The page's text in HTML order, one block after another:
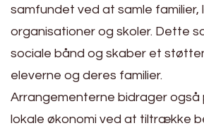
samfundet ved at samle familier,
organisationer og skoler. Dette
sociale bånd og skaber et
eleverne og deres familier.
Arrangementerne bidrager også
lokale økonomi ved at tiltrække